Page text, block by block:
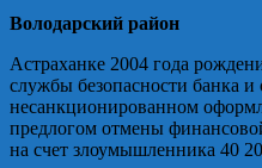
Володарский район
Астраханке 2004 года
службы безопасности банка
несанкционированном
предлогом отмены
на счет злоумышленника 40